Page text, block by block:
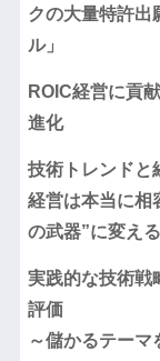
クの大量特許出
ル」
ROIC経営に貢
進化
技術トレンド
経営は本当に
の武器”に変える
実践的な技術
評価
～儲かるテーマ